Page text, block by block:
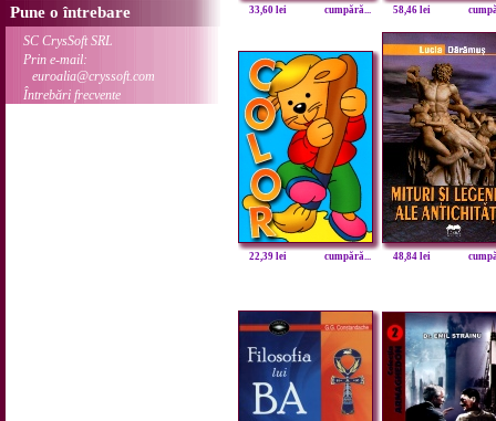
Pune o întrebare
SC CrysSoft SRL
Prin e-mail:
euroalia@cryssoft.com
Întrebări frecvente
33,60 lei cumpără... 58,46 lei
22,39 lei cumpără... 48,84 lei